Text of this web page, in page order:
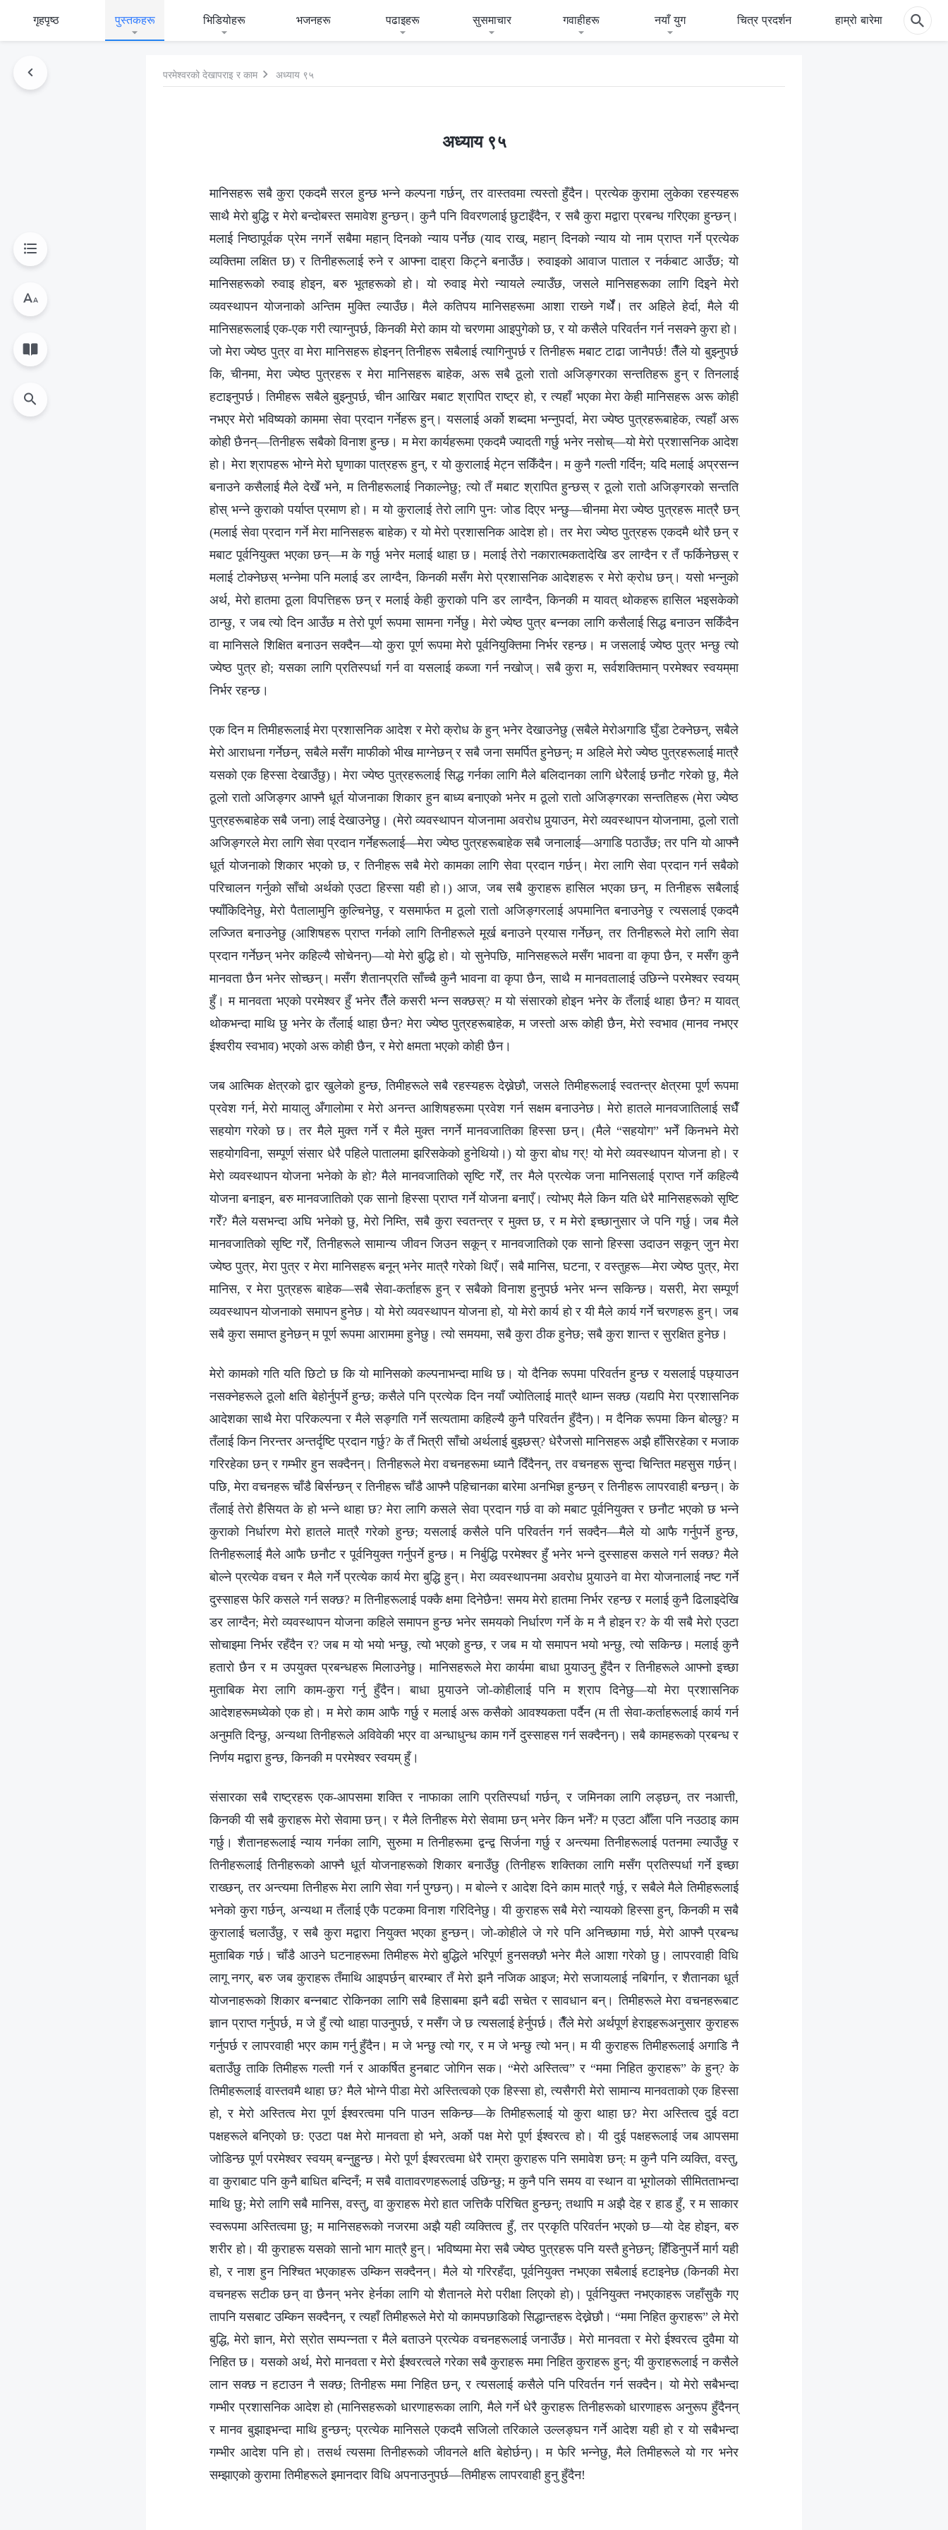
गृहपृष्ठ पुस्तकहरू भिडियोहरू भजनहरू पढाइहरू सुसमाचार गवाहीहरू नयाँ युग चित्र प्रदर्शन हाम्रो बारेमा
परमेश्‍वरको देखापराइ र काम अध्याय ९५
अध्याय ९५
मानिसहरू सबै कुरा एकदमै सरल हुन्छ भन्‍ने कल्पना गर्छन्, तर वास्तवमा त्यस्तो हुँदैन। प्रत्येक कुरामा लुकेका रहस्यहरू
साथै मेरो बुद्धि र मेरो बन्दोबस्त समावेश हुन्छन्। कुनै पनि विवरणलाई छुटाइँदैन, र सबै कुरा मद्वारा प्रबन्ध गरिएका हुन्छन्।
मलाई निष्ठापूर्वक प्रेम नगर्ने सबैमा महान् दिनको न्याय पर्नेछ (याद राख्, महान् दिनको न्याय यो नाम प्राप्त गर्ने प्रत्येक
व्यक्तिमा लक्षित छ) र तिनीहरूलाई रुने र आफ्ना दाह्रा किट्ने बनाउँछ। रुवाइको आवाज पाताल र नर्कबाट आउँछ; यो
मानिसहरूको रुवाइ होइन, बरु भूतहरूको हो। यो रुवाइ मेरो न्यायले ल्याउँछ, जसले मानिसहरूका लागि दिइने मेरो
व्यवस्थापन योजनाको अन्तिम मुक्ति ल्याउँछ। मैले कतिपय मानिसहरूमा आशा राख्‍ने गर्थेँ। तर अहिले हेर्दा, मैले यी
मानिसहरूलाई एक-एक गरी त्याग्नुपर्छ, किनकी मेरो काम यो चरणमा आइपुगेको छ, र यो कसैले परिवर्तन गर्न नसक्‍ने कुरा हो।
जो मेरा ज्येष्ठ पुत्र वा मेरा मानिसहरू होइनन् तिनीहरू सबैलाई त्यागिनुपर्छ र तिनीहरू मबाट टाढा जानैपर्छ! तैँले यो बुझ्नुपर्छ
कि, चीनमा, मेरा ज्येष्ठ पुत्रहरू र मेरा मानिसहरू बाहेक, अरू सबै ठूलो रातो अजिङ्गरका सन्ततिहरू हुन् र तिनलाई
हटाइनुपर्छ। तिमीहरू सबैले बुझ्नुपर्छ, चीन आखिर मबाट श्रापित राष्ट्र हो, र त्यहाँ भएका मेरा केही मानिसहरू अरू कोही
नभएर मेरो भविष्यको काममा सेवा प्रदान गर्नेहरू हुन्। यसलाई अर्को शब्दमा भन्नुपर्दा, मेरा ज्येष्ठ पुत्रहरूबाहेक, त्यहाँ अरू
कोही छैनन्—तिनीहरू सबैको विनाश हुन्छ। म मेरा कार्यहरूमा एकदमै ज्यादती गर्छु भनेर नसोच्—यो मेरो प्रशासनिक आदेश
हो। मेरा श्रापहरू भोग्ने मेरो घृणाका पात्रहरू हुन्, र यो कुरालाई मेट्न सकिँदैन। म कुनै गल्ती गर्दिन; यदि मलाई अप्रसन्न
बनाउने कसैलाई मैले देखेँ भने, म तिनीहरूलाई निकाल्नेछु; त्यो तँ मबाट श्रापित हुन्छस् र ठूलो रातो अजिङ्गरको सन्तति
होस् भन्‍ने कुराको पर्याप्त प्रमाण हो। म यो कुरालाई तेरो लागि पुनः जोड दिएर भन्छु—चीनमा मेरा ज्येष्ठ पुत्रहरू मात्रै छन्
(मलाई सेवा प्रदान गर्ने मेरा मानिसहरू बाहेक) र यो मेरो प्रशासनिक आदेश हो। तर मेरा ज्येष्ठ पुत्रहरू एकदमै थोरै छन् र
मबाट पूर्वनियुक्त भएका छन्—म के गर्छु भनेर मलाई थाहा छ। मलाई तेरो नकारात्मकतादेखि डर लाग्दैन र तँ फर्किनेछस् र
मलाई टोक्नेछस् भन्‍नेमा पनि मलाई डर लाग्दैन, किनकी मसँग मेरो प्रशासनिक आदेशहरू र मेरो क्रोध छन्। यसो भन्नुको
अर्थ, मेरो हातमा ठूला विपत्तिहरू छन् र मलाई केही कुराको पनि डर लाग्दैन, किनकी म यावत् थोकहरू हासिल भइसकेको
ठान्छु, र जब त्यो दिन आउँछ म तेरो पूर्ण रूपमा सामना गर्नेछु। मेरो ज्येष्ठ पुत्र बन्नका लागि कसैलाई सिद्ध बनाउन सकिँदैन
वा मानिसले शिक्षित बनाउन सक्दैन—यो कुरा पूर्ण रूपमा मेरो पूर्वनियुक्तिमा निर्भर रहन्छ। म जसलाई ज्येष्ठ पुत्र भन्छु त्यो
ज्येष्ठ पुत्र हो; यसका लागि प्रतिस्पर्धा गर्न वा यसलाई कब्जा गर्न नखोज्। सबै कुरा म, सर्वशक्तिमान् परमेश्‍वर स्वयम्‌मा
निर्भर रहन्छ।
एक दिन म तिमीहरूलाई मेरा प्रशासनिक आदेश र मेरो क्रोध के हुन् भनेर देखाउनेछु (सबैले मेरोअगाडि घुँडा टेक्नेछन्, सबैले
मेरो आराधना गर्नेछन्, सबैले मसँग माफीको भीख माग्नेछन् र सबै जना समर्पित हुनेछन्; म अहिले मेरो ज्येष्ठ पुत्रहरूलाई मात्रै
यसको एक हिस्सा देखाउँछु)। मेरा ज्येष्ठ पुत्रहरूलाई सिद्ध गर्नका लागि मैले बलिदानका लागि धेरैलाई छनौट गरेको छु, मैले
ठूलो रातो अजिङ्गर आफ्नै धूर्त योजनाका शिकार हुन बाध्य बनाएको भनेर म ठूलो रातो अजिङ्गरका सन्ततिहरू (मेरा ज्येष्ठ
पुत्रहरूबाहेक सबै जना) लाई देखाउनेछु। (मेरो व्यवस्थापन योजनामा अवरोध पुर्‍याउन, मेरो व्यवस्थापन योजनामा, ठूलो रातो
अजिङ्गरले मेरा लागि सेवा प्रदान गर्नेहरूलाई—मेरा ज्येष्ठ पुत्रहरूबाहेक सबै जनालाई—अगाडि पठाउँछ; तर पनि यो आफ्नै
धूर्त योजनाको शिकार भएको छ, र तिनीहरू सबै मेरो कामका लागि सेवा प्रदान गर्छन्। मेरा लागि सेवा प्रदान गर्न सबैको
परिचालन गर्नुको साँचो अर्थको एउटा हिस्सा यही हो।) आज, जब सबै कुराहरू हासिल भएका छन्, म तिनीहरू सबैलाई
फ्याँकिदिनेछु, मेरो पैतालामुनि कुल्चिनेछु, र यसमार्फत म ठूलो रातो अजिङ्गरलाई अपमानित बनाउनेछु र त्यसलाई एकदमै
लज्जित बनाउनेछु (आशिषहरू प्राप्त गर्नको लागि तिनीहरूले मूर्ख बनाउने प्रयास गर्नेछन्, तर तिनीहरूले मेरो लागि सेवा
प्रदान गर्नेछन् भनेर कहिल्यै सोचेनन्)—यो मेरो बुद्धि हो। यो सुनेपछि, मानिसहरूले मसँग भावना वा कृपा छैन, र मसँग कुनै
मानवता छैन भनेर सोच्छन्। मसँग शैतानप्रति साँच्चै कुनै भावना वा कृपा छैन, साथै म मानवतालाई उछिन्‍ने परमेश्‍वर स्वयम्
हुँ। म मानवता भएको परमेश्‍वर हुँ भनेर तैँले कसरी भन्न सक्छस्? म यो संसारको होइन भनेर के तँलाई थाहा छैन? म यावत्
थोकभन्दा माथि छु भनेर के तँलाई थाहा छैन? मेरा ज्येष्ठ पुत्रहरूबाहेक, म जस्तो अरू कोही छैन, मेरो स्वभाव (मानव नभएर
ईश्‍वरीय स्वभाव) भएको अरू कोही छैन, र मेरो क्षमता भएको कोही छैन।
जब आत्मिक क्षेत्रको द्वार खुलेको हुन्छ, तिमीहरूले सबै रहस्यहरू देख्नेछौ, जसले तिमीहरूलाई स्वतन्त्र क्षेत्रमा पूर्ण रूपमा
प्रवेश गर्न, मेरो मायालु अँगालोमा र मेरो अनन्त आशिषहरूमा प्रवेश गर्न सक्षम बनाउनेछ। मेरो हातले मानवजातिलाई सधैँ
सहयोग गरेको छ। तर मैले मुक्त गर्ने र मैले मुक्त नगर्ने मानवजातिका हिस्सा छन्। (मैले “सहयोग” भनेँ किनभने मेरो
सहयोगविना, सम्पूर्ण संसार धेरै पहिले पातालमा झरिसकेको हुनेथियो।) यो कुरा बोध गर्! यो मेरो व्यवस्थापन योजना हो। र
मेरो व्यवस्थापन योजना भनेको के हो? मैले मानवजातिको सृष्टि गरेँ, तर मैले प्रत्येक जना मानिसलाई प्राप्त गर्ने कहिल्यै
योजना बनाइन, बरु मानवजातिको एक सानो हिस्सा प्राप्त गर्ने योजना बनाएँ। त्योभए मैले किन यति धेरै मानिसहरूको सृष्टि
गरेँ? मैले यसभन्दा अघि भनेको छु, मेरो निम्ति, सबै कुरा स्वतन्त्र र मुक्त छ, र म मेरो इच्छानुसार जे पनि गर्छु। जब मैले
मानवजातिको सृष्टि गरेँ, तिनीहरूले सामान्य जीवन जिउन सकून् र मानवजातिको एक सानो हिस्सा उदाउन सकून् जुन मेरा
ज्येष्ठ पुत्र, मेरा पुत्र र मेरा मानिसहरू बनून् भनेर मात्रै गरेको थिएँ। सबै मानिस, घटना, र वस्तुहरू—मेरा ज्येष्ठ पुत्र, मेरा
मानिस, र मेरा पुत्रहरू बाहेक—सबै सेवा-कर्ताहरू हुन् र सबैको विनाश हुनुपर्छ भनेर भन्‍न सकिन्छ। यसरी, मेरा सम्पूर्ण
व्यवस्थापन योजनाको समापन हुनेछ। यो मेरो व्यवस्थापन योजना हो, यो मेरो कार्य हो र यी मैले कार्य गर्ने चरणहरू हुन्। जब
सबै कुरा समाप्त हुनेछन् म पूर्ण रूपमा आराममा हुनेछु। त्यो समयमा, सबै कुरा ठीक हुनेछ; सबै कुरा शान्त र सुरक्षित हुनेछ।
मेरो कामको गति यति छिटो छ कि यो मानिसको कल्पनाभन्दा माथि छ। यो दैनिक रूपमा परिवर्तन हुन्छ र यसलाई पछ्याउन
नसक्नेहरूले ठूलो क्षति बेहोर्नुपर्ने हुन्छ; कसैले पनि प्रत्येक दिन नयाँ ज्योतिलाई मात्रै थाम्न सक्छ (यद्यपि मेरा प्रशासनिक
आदेशका साथै मेरा परिकल्पना र मैले सङ्गति गर्ने सत्यतामा कहिल्यै कुनै परिवर्तन हुँदैन)। म दैनिक रूपमा किन बोल्छु? म
तँलाई किन निरन्तर अन्तर्दृष्टि प्रदान गर्छु? के तँ भित्री साँचो अर्थलाई बुझ्छस्? धेरैजसो मानिसहरू अझै हाँसिरहेका र मजाक
गरिरहेका छन् र गम्भीर हुन सक्दैनन्। तिनीहरूले मेरा वचनहरूमा ध्यानै दिँदैनन्, तर वचनहरू सुन्दा चिन्तित महसुस गर्छन्।
पछि, मेरा वचनहरू चाँडै बिर्सन्छन् र तिनीहरू चाँडै आफ्नै पहिचानका बारेमा अनभिज्ञ हुन्छन् र तिनीहरू लापरवाही बन्छन्। के
तँलाई तेरो हैसियत के हो भन्‍ने थाहा छ? मेरा लागि कसले सेवा प्रदान गर्छ वा को मबाट पूर्वनियुक्त र छनौट भएको छ भन्‍ने
कुराको निर्धारण मेरो हातले मात्रै गरेको हुन्छ; यसलाई कसैले पनि परिवर्तन गर्न सक्दैन—मैले यो आफै गर्नुपर्ने हुन्छ,
तिनीहरूलाई मैले आफै छनौट र पूर्वनियुक्त गर्नुपर्ने हुन्छ। म निर्बुद्धि परमेश्‍वर हुँ भनेर भन्‍ने दुस्साहस कसले गर्न सक्छ? मैले
बोल्ने प्रत्येक वचन र मैले गर्ने प्रत्येक कार्य मेरा बुद्धि हुन्। मेरा व्यवस्थापनमा अवरोध पुर्‍याउने वा मेरा योजनालाई नष्ट गर्ने
दुस्साहस फेरि कसले गर्न सक्छ? म तिनीहरूलाई पक्कै क्षमा दिनेछैन! समय मेरो हातमा निर्भर रहन्छ र मलाई कुनै ढिलाइदेखि
डर लाग्दैन; मेरो व्यवस्थापन योजना कहिले समापन हुन्छ भनेर समयको निर्धारण गर्ने के म नै होइन र? के यी सबै मेरो एउटा
सोचाइमा निर्भर रहँदैन र? जब म यो भयो भन्छु, त्यो भएको हुन्छ, र जब म यो समापन भयो भन्छु, त्यो सकिन्छ। मलाई कुनै
हतारो छैन र म उपयुक्त प्रबन्धहरू मिलाउनेछु। मानिसहरूले मेरा कार्यमा बाधा पुर्‍याउनु हुँदैन र तिनीहरूले आफ्नो इच्छा
मुताबिक मेरा लागि काम-कुरा गर्नु हुँदैन। बाधा पुर्‍याउने जो-कोहीलाई पनि म श्राप दिनेछु—यो मेरा प्रशासनिक
आदेशहरूमध्येको एक हो। म मेरो काम आफै गर्छु र मलाई अरू कसैको आवश्यकता पर्दैन (म ती सेवा-कर्ताहरूलाई कार्य गर्न
अनुमति दिन्छु, अन्यथा तिनीहरूले अविवेकी भएर वा अन्धाधुन्ध काम गर्ने दुस्साहस गर्न सक्दैनन्)। सबै कामहरूको प्रबन्ध र
निर्णय मद्वारा हुन्छ, किनकी म परमेश्‍वर स्वयम् हुँ।
संसारका सबै राष्ट्रहरू एक-आपसमा शक्ति र नाफाका लागि प्रतिस्पर्धा गर्छन्, र जमिनका लागि लड्छन्, तर नआत्ती,
किनकी यी सबै कुराहरू मेरो सेवामा छन्। र मैले तिनीहरू मेरो सेवामा छन् भनेर किन भनेँ? म एउटा औँला पनि नउठाइ काम
गर्छु। शैतानहरूलाई न्याय गर्नका लागि, सुरुमा म तिनीहरूमा द्वन्द्व सिर्जना गर्छु र अन्त्यमा तिनीहरूलाई पतनमा ल्याउँछु र
तिनीहरूलाई तिनीहरूको आफ्नै धूर्त योजनाहरूको शिकार बनाउँछु (तिनीहरू शक्तिका लागि मसँग प्रतिस्पर्धा गर्ने इच्छा
राख्छन्, तर अन्त्यमा तिनीहरू मेरा लागि सेवा गर्न पुग्छन्)। म बोल्‍ने र आदेश दिने काम मात्रै गर्छु, र सबैले मैले तिमीहरूलाई
भनेको कुरा गर्छन्, अन्यथा म तँलाई एकै पटकमा विनाश गरिदिनेछु। यी कुराहरू सबै मेरो न्यायको हिस्सा हुन्, किनकी म सबै
कुरालाई चलाउँछु, र सबै कुरा मद्वारा नियुक्त भएका हुन्छन्। जो-कोहीले जे गरे पनि अनिच्छामा गर्छ, मेरो आफ्नै प्रबन्ध
मुताबिक गर्छ। चाँडै आउने घटनाहरूमा तिमीहरू मेरो बुद्धिले भरिपूर्ण हुनसक्छौ भनेर मैले आशा गरेको छु। लापरवाही विधि
लागू नगर्, बरु जब कुराहरू तँमाथि आइपर्छन् बारम्बार तँ मेरो झनै नजिक आइज; मेरो सजायलाई नबिर्गान, र शैतानका धूर्त
योजनाहरूको शिकार बन्नबाट रोकिनका लागि सबै हिसाबमा झनै बढी सचेत र सावधान बन्। तिमीहरूले मेरा वचनहरूबाट
ज्ञान प्राप्त गर्नुपर्छ, म जे हुँ त्यो थाहा पाउनुपर्छ, र मसँग जे छ त्यसलाई हेर्नुपर्छ। तैँले मेरो अर्थपूर्ण हेराइहरूअनुसार कुराहरू
गर्नुपर्छ र लापरवाही भएर काम गर्नु हुँदैन। म जे भन्छु त्यो गर्, र म जे भन्छु त्यो भन्। म यी कुराहरू तिमीहरूलाई अगाडि नै
बताउँछु ताकि तिमीहरू गल्ती गर्न र आकर्षित हुनबाट जोगिन सक। “मेरो अस्तित्व” र “ममा निहित कुराहरू” के हुन्? के
तिमीहरूलाई वास्तवमै थाहा छ? मैले भोग्ने पीडा मेरो अस्तित्वको एक हिस्सा हो, त्यसैगरी मेरो सामान्य मानवताको एक हिस्सा
हो, र मेरो अस्तित्व मेरा पूर्ण ईश्‍वरत्वमा पनि पाउन सकिन्छ—के तिमीहरूलाई यो कुरा थाहा छ? मेरा अस्तित्व दुई वटा
पक्षहरूले बनिएको छ: एउटा पक्ष मेरो मानवता हो भने, अर्को पक्ष मेरो पूर्ण ईश्‍वरत्व हो। यी दुई पक्षहरूलाई जब आपसमा
जोडिन्छ पूर्ण परमेश्‍वर स्वयम् बन्नुहुन्छ। मेरो पूर्ण ईश्‍वरत्वमा धेरै राम्रा कुराहरू पनि समावेश छन्: म कुनै पनि व्यक्ति, वस्तु,
वा कुराबाट पनि कुनै बाधित बन्दिनँ; म सबै वातावरणहरूलाई उछिन्छु; म कुनै पनि समय वा स्थान वा भूगोलको सीमितताभन्दा
माथि छु; मेरो लागि सबै मानिस, वस्तु, वा कुराहरू मेरो हात जत्तिकै परिचित हुन्छन्; तथापि म अझै देह र हाड हुँ, र म साकार
स्वरूपमा अस्तित्वमा छु; म मानिसहरूको नजरमा अझै यही व्यक्तित्व हुँ, तर प्रकृति परिवर्तन भएको छ—यो देह होइन, बरु
शरीर हो। यी कुराहरू यसको सानो भाग मात्रै हुन्। भविष्यमा मेरा सबै ज्येष्ठ पुत्रहरू पनि यस्तै हुनेछन्; हिँडिनुपर्ने मार्ग यही
हो, र नाश हुन निश्‍चित भएकाहरू उम्किन सक्दैनन्। मैले यो गरिरहँदा, पूर्वनियुक्त नभएका सबैलाई हटाइनेछ (किनकी मेरा
वचनहरू सटीक छन् वा छैनन् भनेर हेर्नका लागि यो शैतानले मेरो परीक्षा लिएको हो)। पूर्वनियुक्त नभएकाहरू जहाँसुकै गए
तापनि यसबाट उम्किन सक्दैनन्, र त्यहाँ तिमीहरूले मेरो यो कामपछाडिको सिद्धान्तहरू देख्नेछौ। “ममा निहित कुराहरू” ले मेरो
बुद्धि, मेरो ज्ञान, मेरो स्रोत सम्पन्नता र मैले बताउने प्रत्येक वचनहरूलाई जनाउँछ। मेरो मानवता र मेरो ईश्‍वरत्व दुवैमा यो
निहित छ। यसको अर्थ, मेरो मानवता र मेरो ईश्‍वरत्वले गरेका सबै कुराहरू ममा निहित कुराहरू हुन्; यी कुराहरूलाई न कसैले
लान सक्छ न हटाउन नै सक्छ; तिनीहरू ममा निहित छन्, र त्यसलाई कसैले पनि परिवर्तन गर्न सक्दैन। यो मेरो सबैभन्दा
गम्भीर प्रशासनिक आदेश हो (मानिसहरूको धारणाहरूका लागि, मैले गर्ने धेरै कुराहरू तिनीहरूको धारणाहरू अनुरूप हुँदैनन्
र मानव बुझाइभन्दा माथि हुन्छन्; प्रत्येक मानिसले एकदमै सजिलो तरिकाले उल्‍लङ्घन गर्ने आदेश यही हो र यो सबैभन्दा
गम्भीर आदेश पनि हो। तसर्थ त्यसमा तिनीहरूको जीवनले क्षति बेहोर्छन्)। म फेरि भन्‍नेछु, मैले तिमीहरूले यो गर भनेर
सम्झाएको कुरामा तिमीहरूले इमानदार विधि अपनाउनुपर्छ—तिमीहरू लापरवाही हुनु हुँदैन!